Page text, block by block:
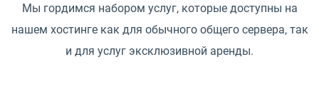
Мы гордимся набором услуг, которые доступны на
нашем хостинге как для обычного общего сервера, так
и для услуг эксклюзивной аренды.